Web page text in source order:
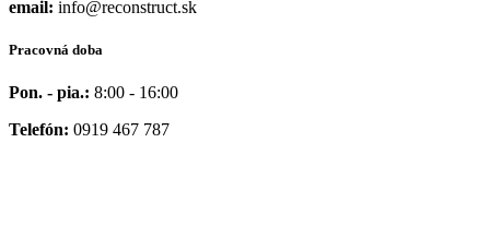
email: info@reconstruct.sk
Pracovná doba
Pon. - pia.: 8:00 - 16:00
Telefón: 0919 467 787